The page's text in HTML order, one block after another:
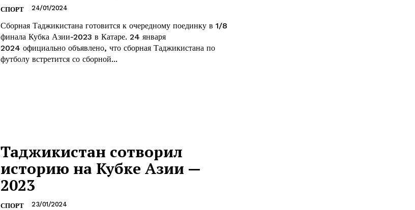
СПОРТ 24/01/2024
Сборная Таджикистана готовится к очередному поединку в 1/8
финала Кубка Азии-2023 в Катаре. 24 января
2024 официально объявлено, что сборная Таджикистана по
футболу встретится со сборной...
Таджикистан сотворил
историю на Кубке Азии —
2023
СПОРТ 23/01/2024